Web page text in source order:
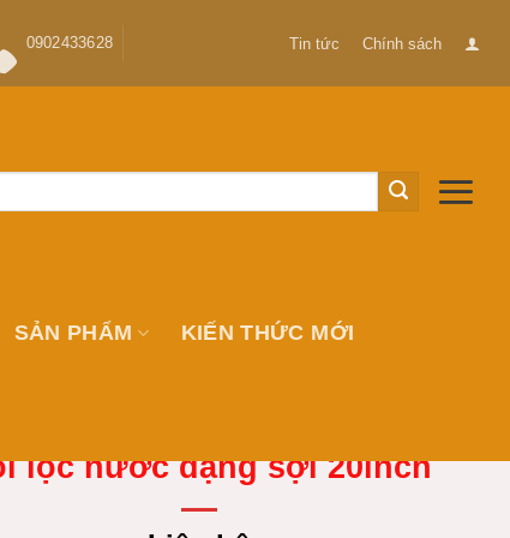
0902433628 Tin tức Chính sách
SẢN PHẨM KIẾN THỨC MỚI
lọc nước dạng sợi 20inch